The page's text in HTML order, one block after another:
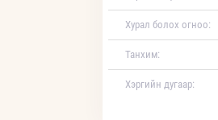
Хурал болох огноо:
Танхим:
Хэргийн дугаар: